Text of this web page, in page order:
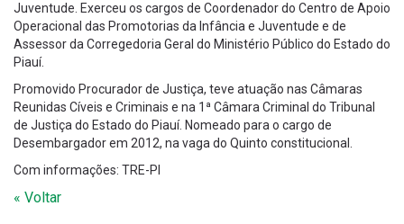
Juventude. Exerceu os cargos de Coordenador do Centro de Apoio
Operacional das Promotorias da Infância e Juventude e de
Assessor da Corregedoria Geral do Ministério Público do Estado do
Piauí.
Promovido Procurador de Justiça, teve atuação nas Câmaras
Reunidas Cíveis e Criminais e na 1ª Câmara Criminal do Tribunal
de Justiça do Estado do Piauí. Nomeado para o cargo de
Desembargador em 2012, na vaga do Quinto constitucional.
Com informações: TRE-PI
« Voltar